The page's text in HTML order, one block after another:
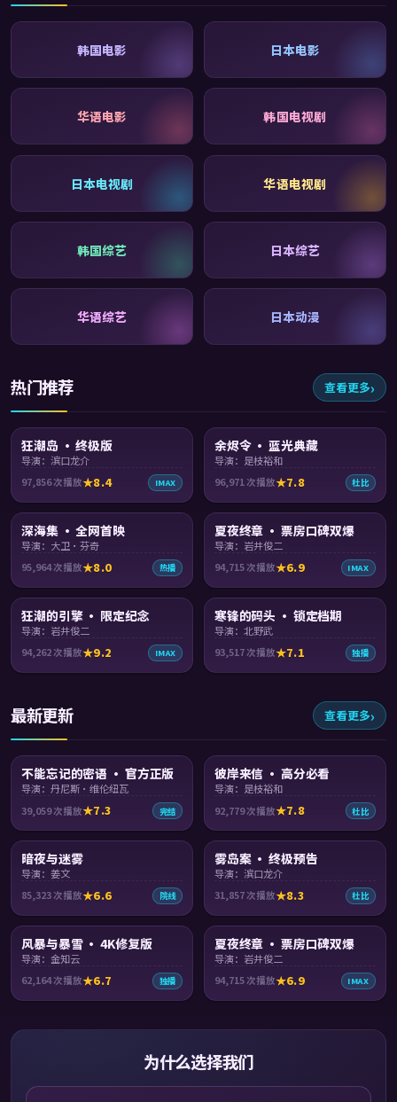
韩国电影 日本电影
华语电影 韩国电视剧
日本电视剧 华语电视剧
韩国综艺 日本综艺
华语综艺 日本动漫
热门推荐 查看更多
狂潮岛 · 终极版
导演：滨口龙介
97,856次播放 8.4 IMAX
余烬令 · 蓝光典藏
导演：是枝裕和
96,971次播放 7.8 杜比
深海集 · 全网首映
导演：大卫·芬奇
95,964次播放 8.0 热播
夏夜终章 · 票房口碑双爆
导演：岩井俊二
94,715次播放 6.9 IMAX
狂潮的引擎 · 限定纪念
导演：岩井俊二
94,262 次播放 9.2 IMAX
寒锋的码头 · 锁定档期
导演：北野武
93,517次播放 7.1 独播
最新更新 查看更多
不能忘记的密语 · 官方正版
导演：丹尼斯·维伦纽瓦
39,059次播放 7.3 完结
彼岸来信 · 高分必看
导演：是枝裕和
92,779次播放 7.8 杜比
暗夜与迷雾
导演：姜文
85,323 次播放 6.6 院线
雾岛案 · 终极预告
导演：滨口龙介
31,857次播放 8.3 杜比
风暴与暴雪 · 4K修复版
导演：金知云
62,164次播放 6.7 独播
夏夜终章 · 票房口碑双爆
导演：岩井俊二
94,715次播放 6.9 IMAX
为什么选择我们